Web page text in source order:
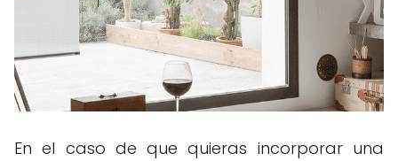
En el caso de que quieras incorporar una